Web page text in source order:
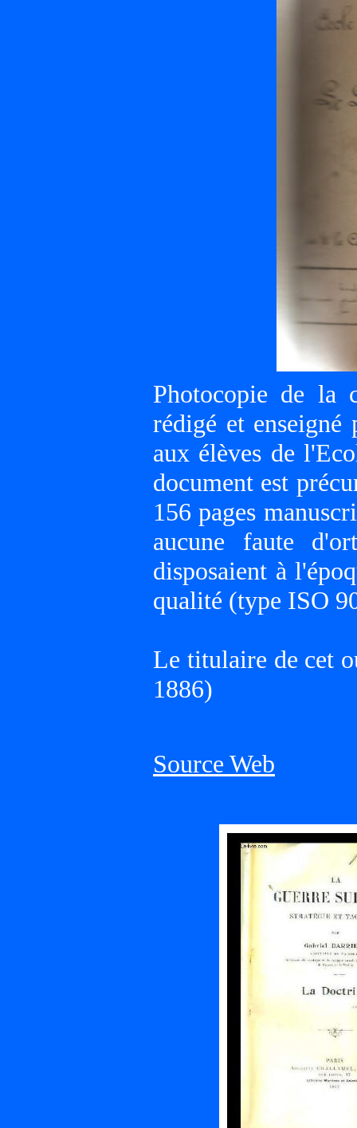
Photocopie de la
rédigé et
aux élèves de
document est
156 pages
aucune faute
disposaient à
qualité (type ISO
Le titulaire de cet
1886)
Source Web